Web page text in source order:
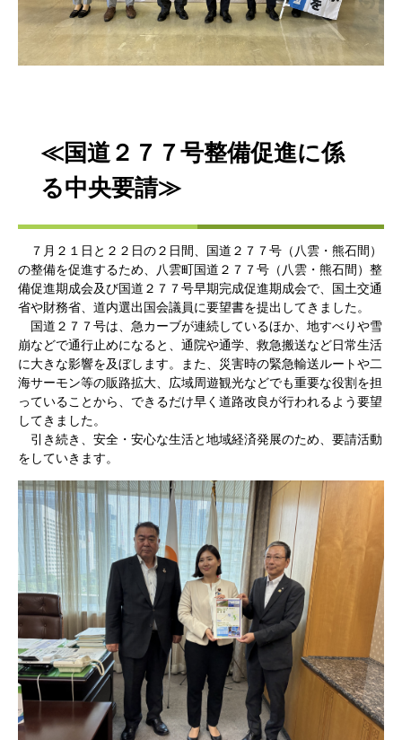
≪国道２７７号整備促進に係
る中央要請≫
７月２１日と２２日の２日間、国道２７７号（八雲・熊石間）
の整備を促進するため、八雲町国道２７７号（八雲・熊石間）整
備促進期成会及び国道２７７号早期完成促進期成会で、国土交通
省や財務省、道内選出国会議員に要望書を提出してきました。
国道２７７号は、急カーブが連続しているほか、地すべりや雪
崩などで通行止めになると、通院や通学、救急搬送など日常生活
に大きな影響を及ぼします。また、災害時の緊急輸送ルートや二
海サーモン等の販路拡大、広域周遊観光などでも重要な役割を担
っていることから、できるだけ早く道路改良が行われるよう要望
してきました。
引き続き、安全・安心な生活と地域経済発展のため、要請活動
をしていきます。